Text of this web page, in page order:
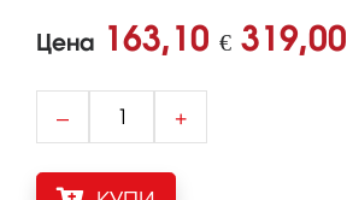
Цена 163,10 € 319,00
– +